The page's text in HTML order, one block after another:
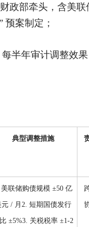
政部牵头，含美联
预案制定；
半年审计调整效
典型调整措施
美联储购债规模 ±50 亿
元 / 月2. 短期国债发行
±5%3. 关税税率 ±1-2